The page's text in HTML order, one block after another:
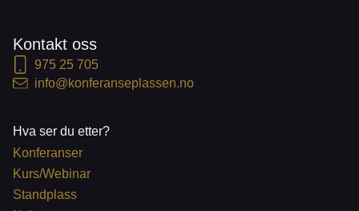
Kontakt oss
975 25 705
info@konferanseplassen.no
Hva ser du etter?
Konferanser
Kurs/Webinar
Standplass